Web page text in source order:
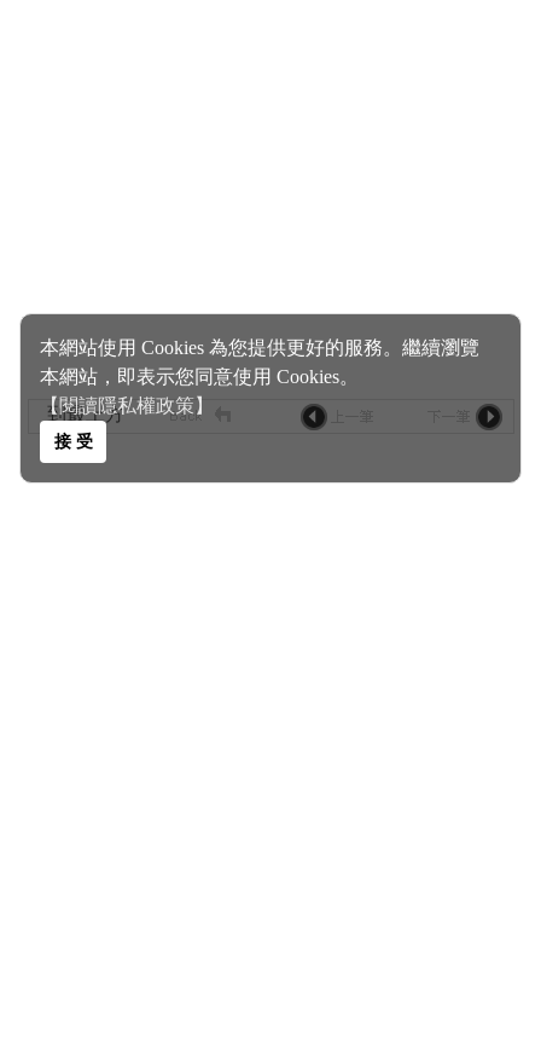
本網站使用 Cookies 為您提供更好的服務。繼續瀏覽
本網站，即表示您同意使用 Cookies。
【閱讀隱私權政策】
接 受
到最上方